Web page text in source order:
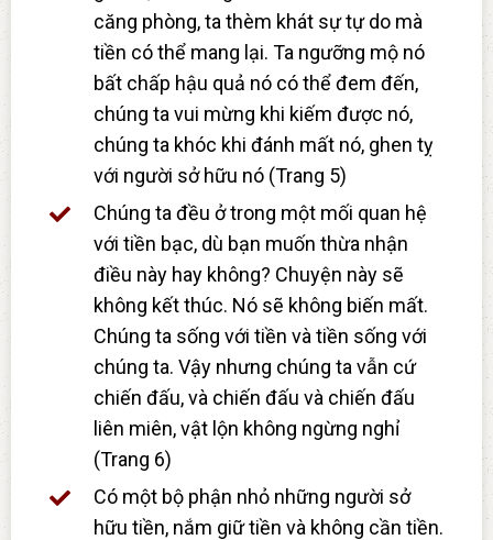
căng phòng, ta thèm khát sự tự do mà
tiền có thể mang lại. Ta ngưỡng mộ nó
bất chấp hậu quả nó có thể đem đến,
chúng ta vui mừng khi kiếm được nó,
chúng ta khóc khi đánh mất nó, ghen tỵ
với người sở hữu nó (Trang 5)
Chúng ta đều ở trong một mối quan hệ
với tiền bạc, dù bạn muốn thừa nhận
điều này hay không? Chuyện này sẽ
không kết thúc. Nó sẽ không biến mất.
Chúng ta sống với tiền và tiền sống với
chúng ta. Vậy nhưng chúng ta vẫn cứ
chiến đấu, và chiến đấu và chiến đấu
liên miên, vật lộn không ngừng nghỉ
(Trang 6)
Có một bộ phận nhỏ những người sở
hữu tiền, nắm giữ tiền và không cần tiền.